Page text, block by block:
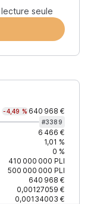
seule
-4,49 % 640 968 €
#3389
6 466 €
1,01 %
0 %
410 000 000 PLI
500 000 000 PLI
640 968 €
0,00127059 €
0,00134003 €